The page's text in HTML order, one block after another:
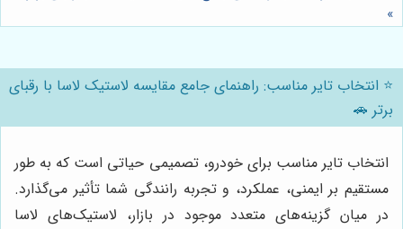
»
⭐️ انتخاب تایر مناسب: راهنمای جامع مقایسه لاستیک لاسا با رقبای
برتر 🚗
انتخاب تایر مناسب برای خودرو، تصمیمی حیاتی است که به طور
مستقیم بر ایمنی، عملکرد، و تجربه رانندگی شما تأثیر می‌گذارد.
در میان گزینه‌های متعدد موجود در بازار، لاستیک‌های لاسا